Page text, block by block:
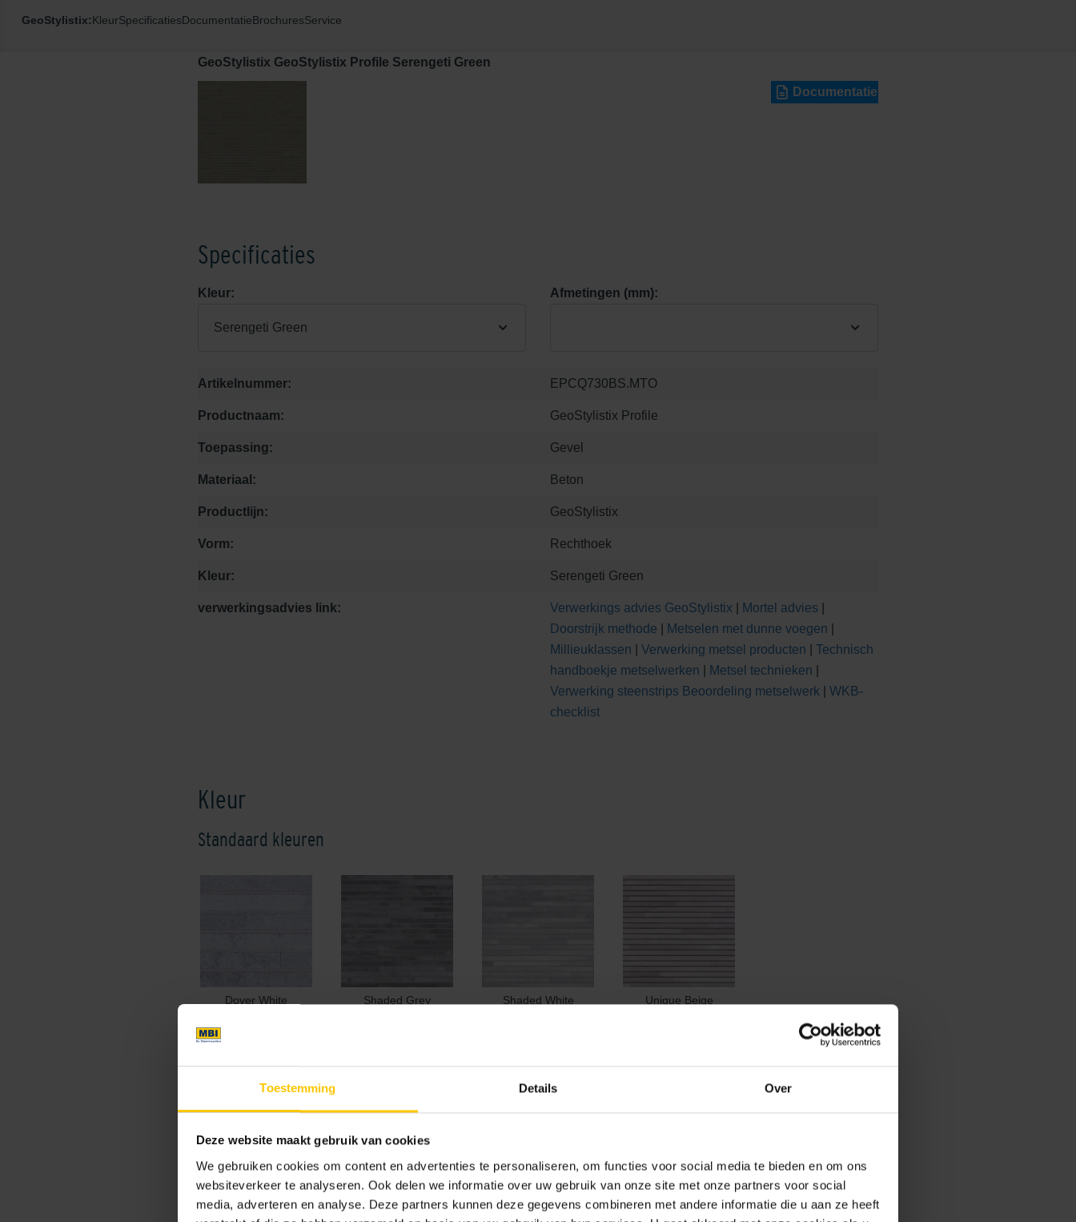
Toestemming Details Over
Deze website maakt gebruik van cookies
We gebruiken cookies om content en advertenties te personaliseren, om functies voor social media te bieden en om ons
websiteverkeer te analyseren. Ook delen we informatie over uw gebruik van onze site met onze partners voor social
media, adverteren en analyse. Deze partners kunnen deze gegevens combineren met andere informatie die u aan ze heeft
GeoStylistix:KleurSpecificatiesDocumentatieBrochuresService
GeoStylistix GeoStylistix Profile Serengeti Green
Documentatie
Specificaties
Kleur:
Serengeti Green
Afmetingen (mm):
Artikelnummer: EPCQ730BS.MTO
Productnaam: GeoStylistix Profile
Toepassing: Gevel
Materiaal: Beton
Productlijn: GeoStylistix
Vorm: Rechthoek
Kleur: Serengeti Green
verwerkingsadvies link: Verwerkings advies GeoStylistix Mortel advies
Doorstrijk methode
Metselen met dunne voegen
Millieuklassen
Verwerking metsel producten
Technisch
handboekje metselwerken
Metsel technieken
Verwerking steenstrips Beoordeling metselwerk
WKB-
checklist
Kleur
Standaard kleuren
Dover White Shaded Grey Shaded White Unique Beige
Exclusieve kleuren
Antarctic Grey Army Green Autumn Brown Balmoral Grey/White Birmingham Greyblue